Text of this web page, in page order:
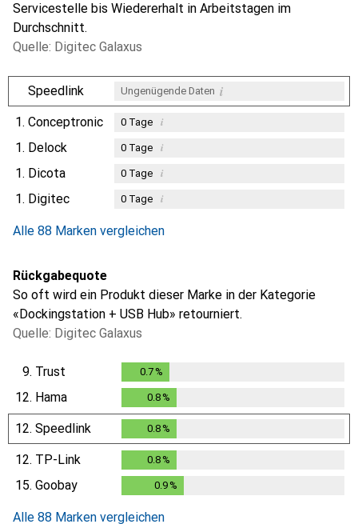
Servicestelle bis Wiedererhalt in Arbeitstagen im
Durchschnitt.
Quelle: Digitec Galaxus
Speedlink Ungenügende Daten i
1. Conceptronic 0Tage i
1. Delock 0Tage i
1. Dicota 0Tage i
1. Digitec 0Tage i
Alle 88 Marken vergleichen
Rückgabequote
So oft wird ein Produkt dieser Marke in der Kategorie
«Dockingstation + USB Hub» retourniert.
Quelle: Digitec Galaxus
9. Trust 0.7 %
12. Hama 0.8 %
12. Speedlink 0.8 %
12. TP-Link 0.8 %
15. Goobay 0.9%
Alle 88 Marken vergleichen